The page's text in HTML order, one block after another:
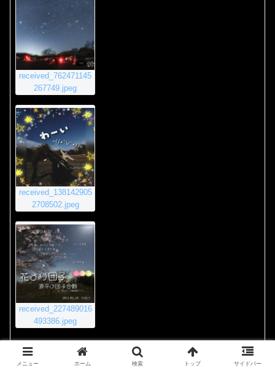
received_762471145
267749.jpeg
received_138142905
2708502.jpeg
received_227489016
493386.jpeg
2020年11月23日 8:55 PM #4011
メニュー ホーム 検索 トップ サイドバー